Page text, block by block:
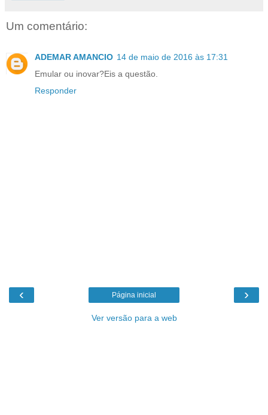
Um comentário:
ADEMAR AMANCIO 14 de maio de 2016 às 17:31
Emular ou inovar?Eis a questão.
Responder
‹ ›
Página inicial
Ver versão para a web